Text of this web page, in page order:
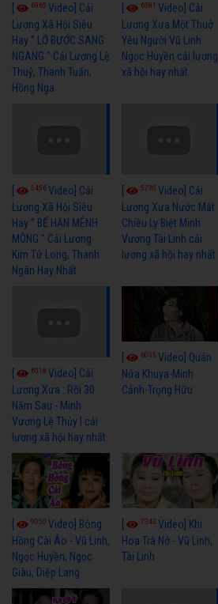
6965 Video] Cải
Lương Xã Hội Siêu
Hay " LỠ BƯỚC SANG
NGANG " Cải Lương Lệ
Thuỷ, Thanh Tuấn,
Hồng Nga
6381Video] Cải
Lương Xưa Một Thuở
Yêu Người Vũ Linh
Ngọc Huyền cải lương
xã hội hay nhất
5456Video] Cải
Lương Xã Hội Siêu
Hay " BỂ HẬN MÊNH
MÔNG " Cải Lương
Kim Tử Long, Thanh
Ngân Hay Nhất
5730Video] Cải
Lương Xưa Nước Mắt
Chiều Ly Biệt Minh
Vương Tài Linh cải
lương xã hội hay nhất
6318 Video] Cải
Lương Xưa : Rồi 30
Năm Sau - Minh
Vương Lệ Thủy | cải
lương xã hội hay nhất
6035Video] Quán
Nửa Khuya-Minh
Cảnh-Trọng Hữu
9050 Video] Bông
Hồng Cài Áo - Vũ Linh,
Ngọc Huyền, Ngọc
Giàu, Diệp Lang
7343Video] Khi
Hoa Trà Nở - Vũ Linh,
Tài Linh